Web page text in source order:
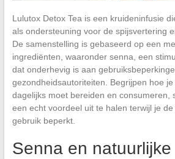
Lulutox Detox Tea is een kruideninfusie
als ondersteuning voor de spijsvertering
De samenstelling is gebaseerd op een
ingrediënten, waaronder senna, een
dat onderhevig is aan
gezondheidsautoriteiten. Begrijpen hoe
dagelijks moet bereiden en consumeren,
een echt voordeel uit te halen terwijl je de
gebruik beperkt.
Senna en natuurlijke